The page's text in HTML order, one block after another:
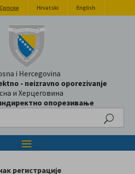
Српски Hrvatski English
i Hercegovina
- neizravno oporezivanje
и Херцеговина
опорезивање
регистрације